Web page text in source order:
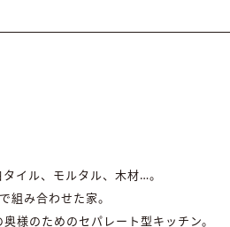
イル、モルタル、木材…。
組み合わせた家。
様のためのセパレート型キッチン。